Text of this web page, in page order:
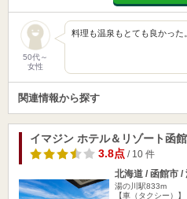
50代～
女性
料理も温泉もとても良かった。
関連情報から探す
イマジン ホテル＆リゾート函館
3.8点 / 10 件
北海道 / 函館市 /
湯の川駅833m
【車（タクシー）